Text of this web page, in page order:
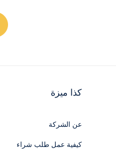
كذا ميزة
عن الشركة
كيفية عمل طلب شراء